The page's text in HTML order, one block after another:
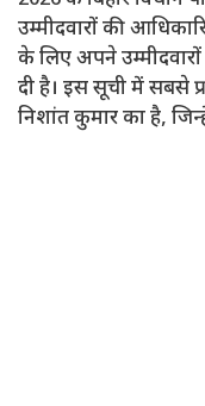
उम्मीदवारों की
के लिए अपने
दी है। इस सूची में सबसे
निशांत कुमार का है,